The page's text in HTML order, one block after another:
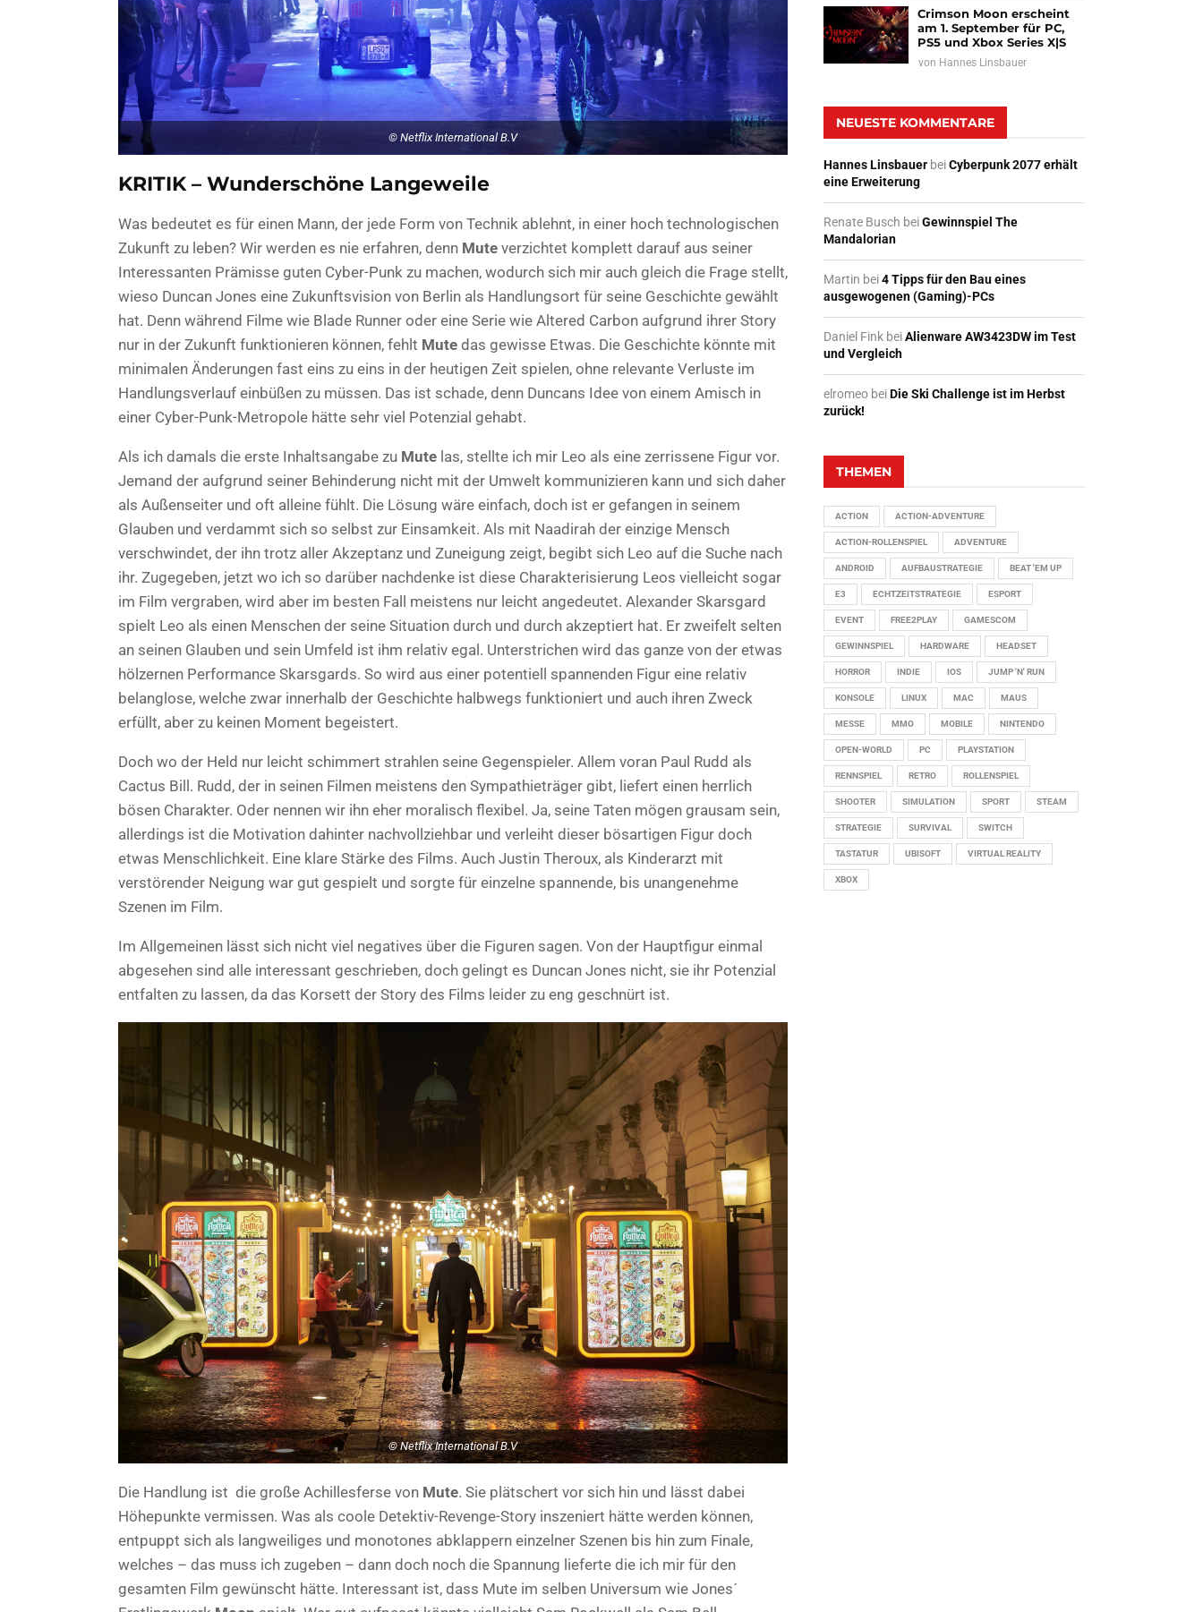
© Netflix International B.V
KRITIK – Wunderschöne Langeweile
Was bedeutet es für einen Mann, der jede Form von Technik ablehnt, in einer hoch technologischen
Zukunft zu leben? Wir werden es nie erfahren, denn Mute verzichtet komplett darauf aus seiner
Interessanten Prämisse guten Cyber-Punk zu machen, wodurch sich mir auch gleich die Frage stellt,
wieso Duncan Jones eine Zukunftsvision von Berlin als Handlungsort für seine Geschichte gewählt
hat. Denn während Filme wie Blade Runner oder eine Serie wie Altered Carbon aufgrund ihrer Story
nur in der Zukunft funktionieren können, fehlt Mute das gewisse Etwas. Die Geschichte könnte mit
minimalen Änderungen fast eins zu eins in der heutigen Zeit spielen, ohne relevante Verluste im
Handlungsverlauf einbüßen zu müssen. Das ist schade, denn Duncans Idee von einem Amisch in
einer Cyber-Punk-Metropole hätte sehr viel Potenzial gehabt.
Als ich damals die erste Inhaltsangabe zu Mute las, stellte ich mir Leo als eine zerrissene Figur vor.
Jemand der aufgrund seiner Behinderung nicht mit der Umwelt kommunizieren kann und sich daher
als Außenseiter und oft alleine fühlt. Die Lösung wäre einfach, doch ist er gefangen in seinem
Glauben und verdammt sich so selbst zur Einsamkeit. Als mit Naadirah der einzige Mensch
verschwindet, der ihn trotz aller Akzeptanz und Zuneigung zeigt, begibt sich Leo auf die Suche nach
ihr. Zugegeben, jetzt wo ich so darüber nachdenke ist diese Charakterisierung Leos vielleicht sogar
im Film vergraben, wird aber im besten Fall meistens nur leicht angedeutet. Alexander Skarsgard
spielt Leo als einen Menschen der seine Situation durch und durch akzeptiert hat. Er zweifelt selten
an seinen Glauben und sein Umfeld ist ihm relativ egal. Unterstrichen wird das ganze von der etwas
hölzernen Performance Skarsgards. So wird aus einer potentiell spannenden Figur eine relativ
belanglose, welche zwar innerhalb der Geschichte halbwegs funktioniert und auch ihren Zweck
erfüllt, aber zu keinen Moment begeistert.
Doch wo der Held nur leicht schimmert strahlen seine Gegenspieler. Allem voran Paul Rudd als
Cactus Bill. Rudd, der in seinen Filmen meistens den Sympathieträger gibt, liefert einen herrlich
bösen Charakter. Oder nennen wir ihn eher moralisch flexibel. Ja, seine Taten mögen grausam sein,
allerdings ist die Motivation dahinter nachvollziehbar und verleiht dieser bösartigen Figur doch
etwas Menschlichkeit. Eine klare Stärke des Films. Auch Justin Theroux, als Kinderarzt mit
verstörender Neigung war gut gespielt und sorgte für einzelne spannende, bis unangenehme
Szenen im Film.
Im Allgemeinen lässt sich nicht viel negatives über die Figuren sagen. Von der Hauptfigur einmal
abgesehen sind alle interessant geschrieben, doch gelingt es Duncan Jones nicht, sie ihr Potenzial
entfalten zu lassen, da das Korsett der Story des Films leider zu eng geschnürt ist.
© Netflix International B.V
Die Handlung ist die große Achillesferse von Mute. Sie plätschert vor sich hin und lässt dabei
Höhepunkte vermissen. Was als coole Detektiv-Revenge-Story inszeniert hätte werden können,
entpuppt sich als langweiliges und monotones abklappern einzelner Szenen bis hin zum Finale,
welches – das muss ich zugeben – dann doch noch die Spannung lieferte die ich mir für den
gesamten Film gewünscht hätte. Interessant ist, dass Mute im selben Universum wie Jones´
Crimson Moon erscheint
am 1. September für PC,
PS5 und Xbox Series X|S
von Hannes Linsbauer
NEUESTE KOMMENTARE
Hannes Linsbauer beiCyberpunk 2077 erhält
eine Erweiterung
Renate Busch beiGewinnspiel The
Mandalorian
Martin bei4 Tipps für den Bau eines
ausgewogenen (Gaming)-PCs
Daniel Fink beiAlienware AW3423DW im Test
und Vergleich
elromeo beiDie Ski Challenge ist im Herbst
zurück!
THEMEN
ACTION ACTION-ADVENTURE
ACTION-ROLLENSPIEL ADVENTURE
ANDROID AUFBAUSTRATEGIE BEAT 'EM UP
E3 ECHTZEITSTRATEGIE ESPORT
EVENT FREE2PLAY GAMESCOM
GEWINNSPIEL HARDWARE HEADSET
HORROR INDIE IOS JUMP 'N' RUN
KONSOLE LINUX MAC MAUS
MESSE MMO MOBILE NINTENDO
OPEN-WORLD PC PLAYSTATION
RENNSPIEL RETRO ROLLENSPIEL
SHOOTER SIMULATION SPORT STEAM
STRATEGIE SURVIVAL SWITCH
TASTATUR UBISOFT VIRTUAL REALITY
XBOX